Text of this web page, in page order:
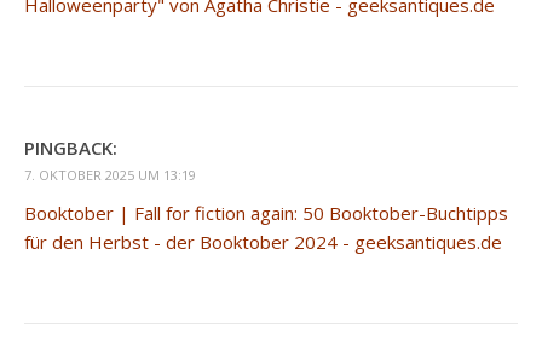
Halloweenparty" von Agatha Christie - geeksantiques.de
PINGBACK:
7. OKTOBER 2025 UM 13:19
Booktober | Fall for fiction again: 50 Booktober-Buchtipps
für den Herbst - der Booktober 2024 - geeksantiques.de